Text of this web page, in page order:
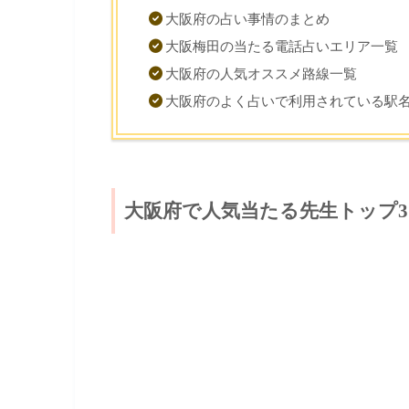
大阪府の占い事情のまとめ
大阪梅田の当たる電話占いエリア一覧
大阪府の人気オススメ路線一覧
大阪府のよく占いで利用されている駅
大阪府で人気当たる先生トップ3